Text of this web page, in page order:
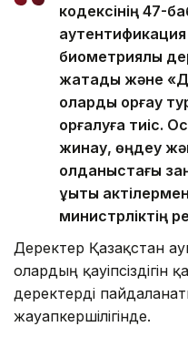
кодексінің 47-
аутентификация
биометриялық
жатады және
оларды қорғау
қорғалуға тиіс.
жинау, өңдеу
қолданыстағы
құқықтық
министрліктің
Деректер Қазақстан
олардың қауіпсіздігін
деректерді
жауапкершілігінде.